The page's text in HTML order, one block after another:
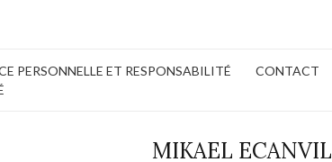
PERSONNELLE ET RESPONSABILITÉ CONTACT
MIKAEL ECANVIL